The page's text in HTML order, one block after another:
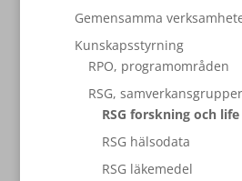
Gemensamma
Kunskapsstyrning
RPO, programområden
RSG, samverkansgrupper
RSG forskning och
RSG hälsodata
RSG läkemedel